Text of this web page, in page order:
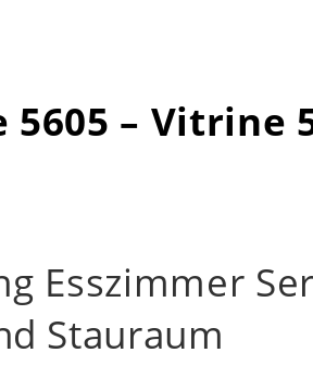
– Vitrine
Esszimmer
Stauraum